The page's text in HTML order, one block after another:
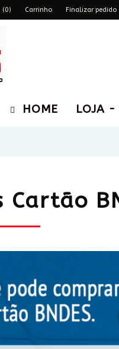
(0) Carrinho Finalizar pedido
HOME LOJA -